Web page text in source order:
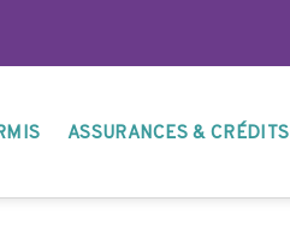
ASSURANCES & CRÉDITS